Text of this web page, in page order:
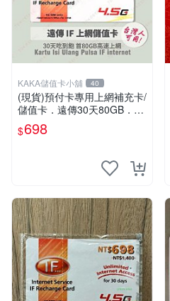
KAKA儲值卡小舖 40
(現貨)預付卡專用上網補充卡/
儲值卡．遠傳30天80GB．上
網吃到飽．IF698．遠傳台灣
人可儲 [KAKA儲值卡小舖]
$698